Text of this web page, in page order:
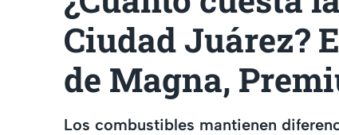
Ciudad Juárez?
de Magna,
Los combustibles mantienen